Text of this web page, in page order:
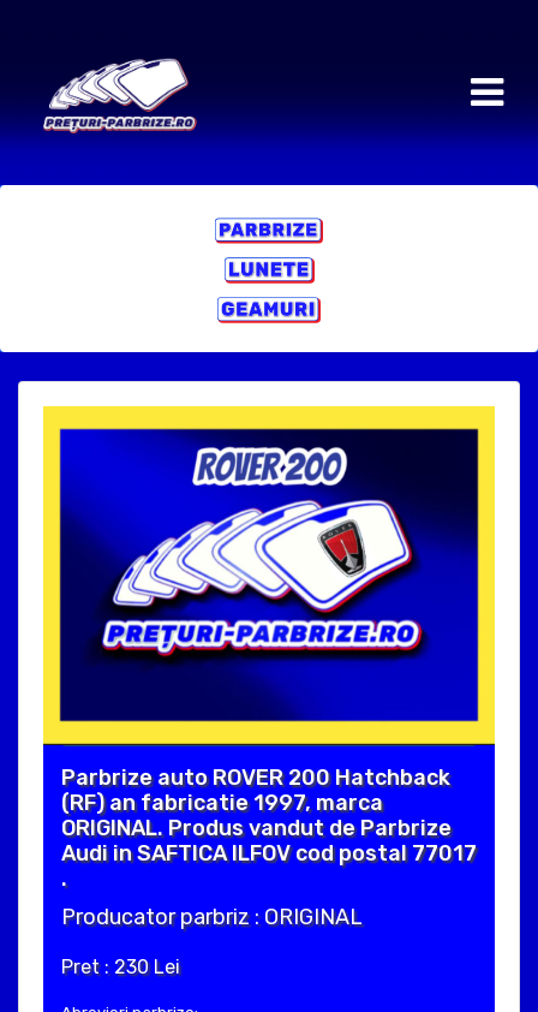
Parbrize auto ROVER 200 Hatchback
(RF) an fabricatie 1997, marca
ORIGINAL. Produs vandut de Parbrize
Audi in SAFTICA ILFOV cod postal 77017
.
Producator parbriz : ORIGINAL
Pret : 230 Lei